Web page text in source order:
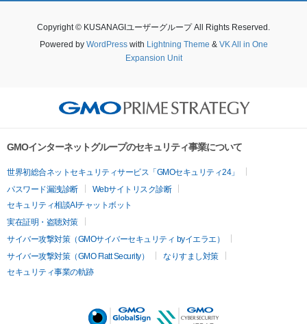
Copyright © KUSANAGIユーザーグループ All Rights Reserved.
Powered by WordPresswith Lightning Theme & VK All in One
Expansion Unit
GMOインターネットグループのセキュリティ事業について
世界初総合ネットセキュリティサービス「GMOセキュリティ24」
パスワード漏洩診断
Webサイトリスク診断
セキュリティ相談AIチャットボット
実在証明・盗聴対策
サイバー攻撃対策（GMOサイバーセキュリティ byイエラエ）
サイバー攻撃対策（GMO Flatt Security）
なりすまし対策
セキュリティ事業の軌跡